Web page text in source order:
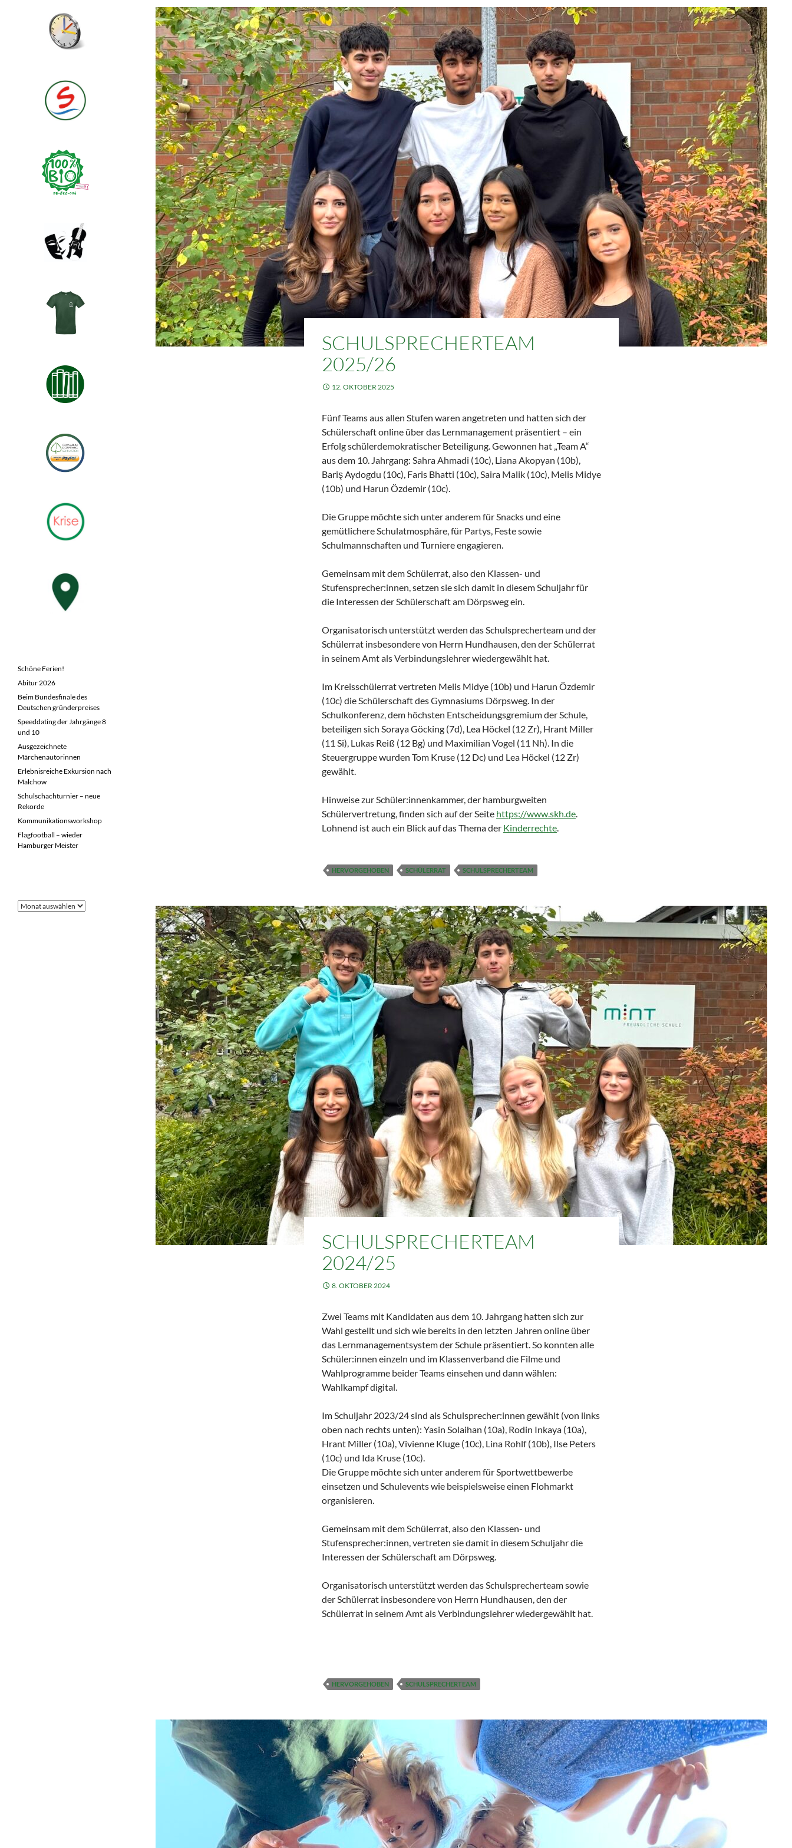
SCHULSPRECHERTEAM
2025/26
12. OKTOBER 2025
Fünf Teams aus allen Stufen waren angetreten und hatten sich der
Schülerschaft online über das Lernmanagement präsentiert – ein
Erfolg schülerdemokratischer Beteiligung. Gewonnen hat „Team A“
aus dem 10. Jahrgang: Sahra Ahmadi (10c), Liana Akopyan (10b),
Bariş Aydogdu (10c), Faris Bhatti (10c), Saira Malik (10c), Melis Midye
(10b) und Harun Özdemir (10c).
Die Gruppe möchte sich unter anderem für Snacks und eine
gemütlichere Schulatmosphäre, für Partys, Feste sowie
Schulmannschaften und Turniere engagieren.
Gemeinsam mit dem Schülerrat, also den Klassen- und
Stufensprecher:innen, setzen sie sich damit in diesem Schuljahr für
die Interessen der Schülerschaft am Dörpsweg ein.
Organisatorisch unterstützt werden das Schulsprecherteam und der
Schülerrat insbesondere von Herrn Hundhausen, den der Schülerrat
in seinem Amt als Verbindungslehrer wiedergewählt hat.
Im Kreisschülerrat vertreten Melis Midye (10b) und Harun Özdemir
(10c) die Schülerschaft des Gymnasiums Dörpsweg. In der
Schulkonferenz, dem höchsten Entscheidungsgremium der Schule,
beteiligen sich Soraya Göcking (7d), Lea Höckel (12 Zr), Hrant Miller
(11 Si), Lukas Reiß (12 Bg) und Maximilian Vogel (11 Nh). In die
Steuergruppe wurden Tom Kruse (12 Dc) und Lea Höckel (12 Zr)
gewählt.
Hinweise zur Schüler:innenkammer, der hamburgweiten
Schülervertretung, finden sich auf der Seite https://www.skh.de.
Lohnend ist auch ein Blick auf das Thema der Kinderrechte.
HERVORGEHOBEN SCHÜLERRAT SCHULSPRECHERTEAM
SCHULSPRECHERTEAM
2024/25
8. OKTOBER 2024
Zwei Teams mit Kandidaten aus dem 10. Jahrgang hatten sich zur
Wahl gestellt und sich wie bereits in den letzten Jahren online über
das Lernmanagementsystem der Schule präsentiert. So konnten alle
Schüler:innen einzeln und im Klassenverband die Filme und
Wahlprogramme beider Teams einsehen und dann wählen:
Wahlkampf digital.
Im Schuljahr 2023/24 sind als Schulsprecher:innen gewählt (von links
oben nach rechts unten): Yasin Solaihan (10a), Rodin Inkaya (10a),
Hrant Miller (10a), Vivienne Kluge (10c), Lina Rohlf (10b), Ilse Peters
(10c) und Ida Kruse (10c).
Die Gruppe möchte sich unter anderem für Sportwettbewerbe
einsetzen und Schulevents wie beispielsweise einen Flohmarkt
organisieren.
Gemeinsam mit dem Schülerrat, also den Klassen- und
Stufensprecher:innen, vertreten sie damit in diesem Schuljahr die
Interessen der Schülerschaft am Dörpsweg.
Organisatorisch unterstützt werden das Schulsprecherteam sowie
der Schülerrat insbesondere von Herrn Hundhausen, den der
Schülerrat in seinem Amt als Verbindungslehrer wiedergewählt hat.
HERVORGEHOBEN SCHULSPRECHERTEAM
Schöne Ferien!
Abitur 2026
Beim Bundesfinale des
Deutschen gründerpreises
Speeddating der Jahrgänge 8
und 10
Ausgezeichnete
Märchenautorinnen
Erlebnisreiche Exkursion nach
Malchow
Schulschachturnier – neue
Rekorde
Kommunikationsworkshop
Flagfootball – wieder
Hamburger Meister
Frühere